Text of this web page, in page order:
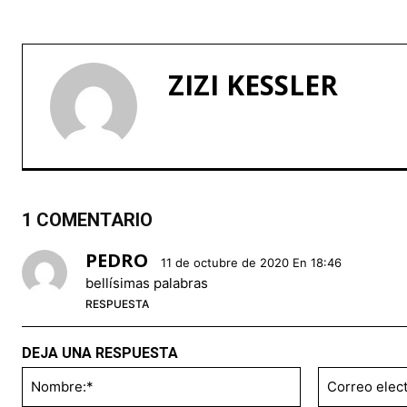
ZIZI KESSLER
1 COMENTARIO
PEDRO 11 de octubre de 2020 En 18:46
bellísimas palabras
RESPUESTA
DEJA UNA RESPUESTA